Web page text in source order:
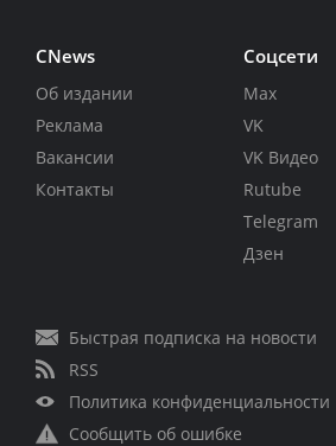
CNews
Об издании
Реклама
Вакансии
Контакты
Соцсети
Max
VK
VK Видео
Rutube
Telegram
Дзен
Быстрая подписка на новости
RSS
Политика конфиденциальности
Сообщить об ошибке